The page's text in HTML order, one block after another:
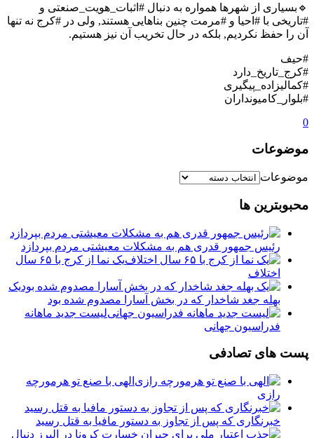
🔹بسیاری از شهرها همواره به دنبال #اثبات_هویت_صنعتی و
#تاریخی با #احیا و #مرمت چنین بناهایی هستند, ولی در #کرج نه تنها
آن را حفظ نکردیم, بلکه در حال تخریب آن نیز هستیم.
#حیف
#کرج_تاریخ_دارد
#کمالیزاده_پیگیری
#بلوار_کامیونداران
0
موضوعات
موضوعات
محبوبترین ها
رئیس جمهور قدری هم به مشکلات معیشتی مردم بپردازد
یک نما از کرج با ۶۵ سال
اختلاف
یک
بهله جغد شاخدار که در بخش آسارا مصدوم شده بود
لیست جدید ماهانه
فدراسیون جهانی
پست های تصادفی
الهی با صنع تو هرمورچه
رازی
خبرنگاری که پس از تجاوز به دستور مافیا به قتل رسید